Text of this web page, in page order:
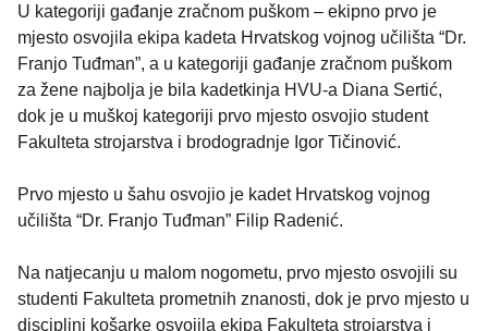
U kategoriji gađanje zračnom puškom – ekipno prvo je
mjesto osvojila ekipa kadeta Hrvatskog vojnog učilišta “Dr.
Franjo Tuđman”, a u kategoriji gađanje zračnom puškom
za žene najbolja je bila kadetkinja HVU-a Diana Sertić,
dok je u muškoj kategoriji prvo mjesto osvojio student
Fakulteta strojarstva i brodogradnje Igor Tičinović.
Prvo mjesto u šahu osvojio je kadet Hrvatskog vojnog
učilišta “Dr. Franjo Tuđman” Filip Radenić.
Na natjecanju u malom nogometu, prvo mjesto osvojili su
studenti Fakulteta prometnih znanosti, dok je prvo mjesto u
disciplini košarke osvojila ekipa Fakulteta strojarstva i